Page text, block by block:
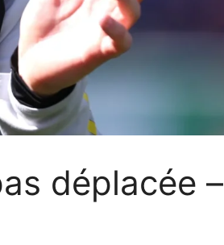
déplacée –